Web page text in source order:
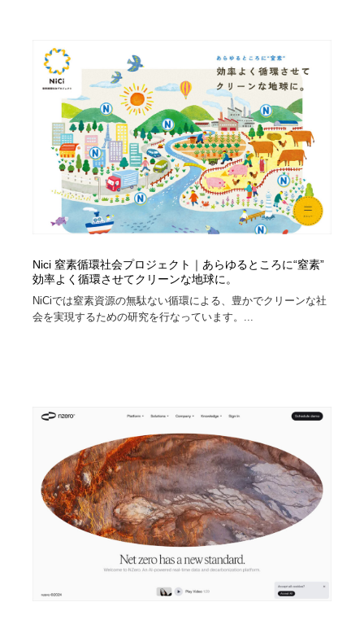
Nici 窒素循環社会プロジェクト｜あらゆるところに“窒素”
効率よく循環させてクリーンな地球に。
NiCiでは窒素資源の無駄ない循環による、豊かでクリーンな社
会を実現するための研究を行なっています。...